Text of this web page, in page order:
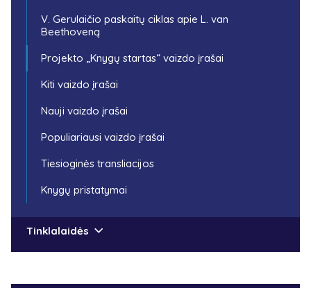
V. Gerulaičio paskaitų ciklas apie L. van
Beethoveną
Projekto „Knygų startas“ vaizdo įrašai
Kiti vaizdo įrašai
Nauji vaizdo įrašai
Populiariausi vaizdo įrašai
Tiesioginės transliacijos
Knygų pristatymai
Tinklalaidės